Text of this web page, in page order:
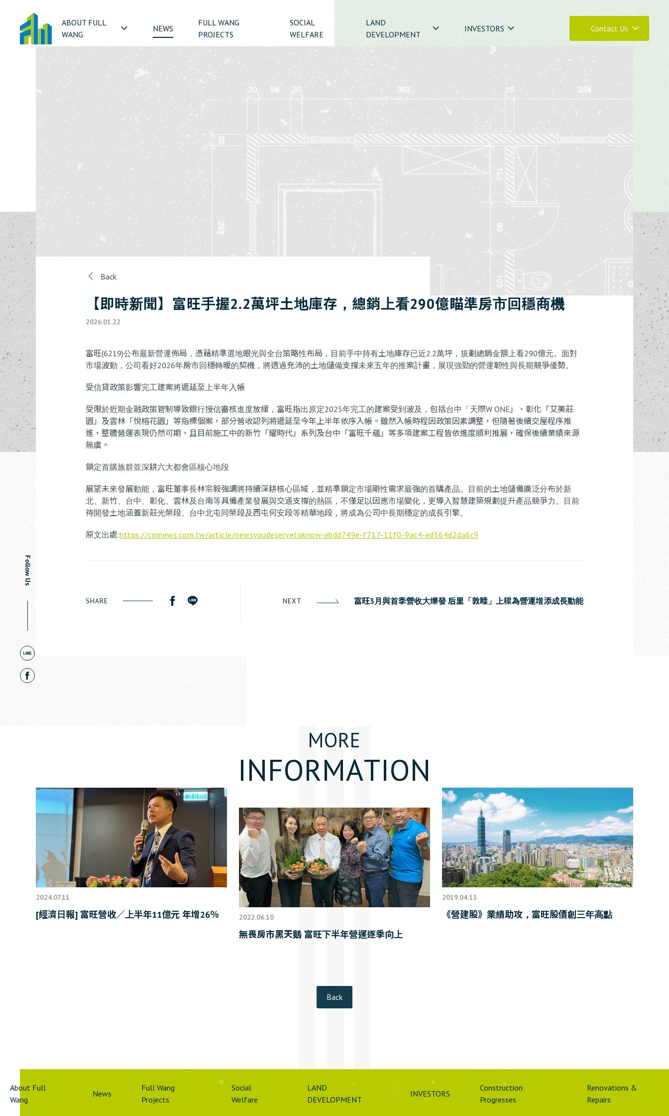
ABOUT FULL
WANG
NEWS
FULL WANG
PROJECTS
SOCIAL
WELFARE
LAND
DEVELOPMENT
INVESTORS Contact Us
04-23273030 #880
Construction
Follow Us
Back
【即時新聞】富旺手握2.2萬坪土地庫存，總銷上看290億瞄準房市回穩商機
2026.01.22
富旺(6219)公布最新營運佈局，憑藉精準選地眼光與全台策略性布局，目前手中持有土地庫存已近2.2萬坪，規劃總銷金額上看290億元。面對
市場波動，公司看好2026年房市回穩轉暖的契機，將透過充沛的土地儲備支撐未來五年的推案計畫，展現強勁的營運韌性與長期競爭優勢。
受信貸政策影響完工建案將遞延至上半年入帳
受限於近期金融政策管制導致銀行授信審核進度放緩，富旺指出原定2025年完工的建案受到波及，包括台中「天際W ONE」、彰化「艾美莊
園」及雲林「悅榕花園」等指標個案，部分營收認列將遞延至今年上半年依序入帳。雖然入帳時程因政策因素調整，但隨著後續交屋程序推
進，整體營運表現仍然可期，且目前施工中的新竹「耀時代」系列及台中「富旺千蘊」等多項建案工程皆依進度順利推展，確保後續業績來源
無虞。
鎖定首購族群並深耕六大都會區核心地段
展望未來發展動能，富旺董事長林宗毅強調將持續深耕核心區域，並精準鎖定市場剛性需求最強的首購產品。目前的土地儲備廣泛分布於新
北、新竹、台中、彰化、雲林及台南等具備產業發展與交通支撐的熱區，不僅足以因應市場變化，更導入智慧建築規劃提升產品競爭力。目前
待開發土地涵蓋新莊光榮段、台中北屯同榮段及西屯何安段等精華地段，將成為公司中長期穩定的成長引擎。
原文出處:https://cmnews.com.tw/article/newsyoudeservetoknow-ebdd749e-f717-11f0-9ac4-ed564d2da6c9
SHARE NEXT 富旺3月與首季營收大爆發 后里「敦睦」上樑為營運增添成長動能
MORE
INFORMATION
2024.07.11
[經濟日報] 富旺營收／上半年11億元 年增26％ 2022.06.10
無畏房市黑天鵝 富旺下半年營運逐季向上
2019.04.13
《營建股》業績助攻，富旺股價創三年高點
Back
About Full
Wang
News
Full Wang
Projects
Social
Welfare
LAND
DEVELOPMENT
INVESTORS
Construction
Progresses
Renovations &
Repairs